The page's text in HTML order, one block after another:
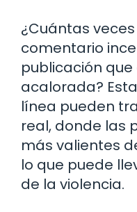
¿Cuántas
comentario
publicación
acalorada?
línea pueden
real, donde las
más valientes
lo que puede
de la violencia.